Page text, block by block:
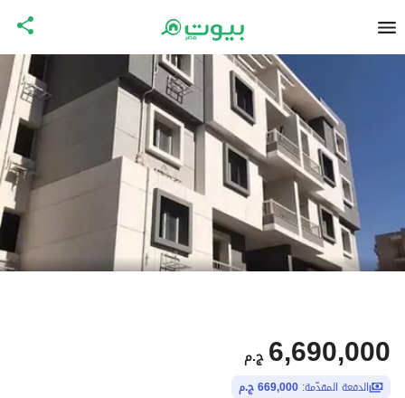
ج.م 6,690,000
الدفعة المقدّمة: 669,000 ج.م